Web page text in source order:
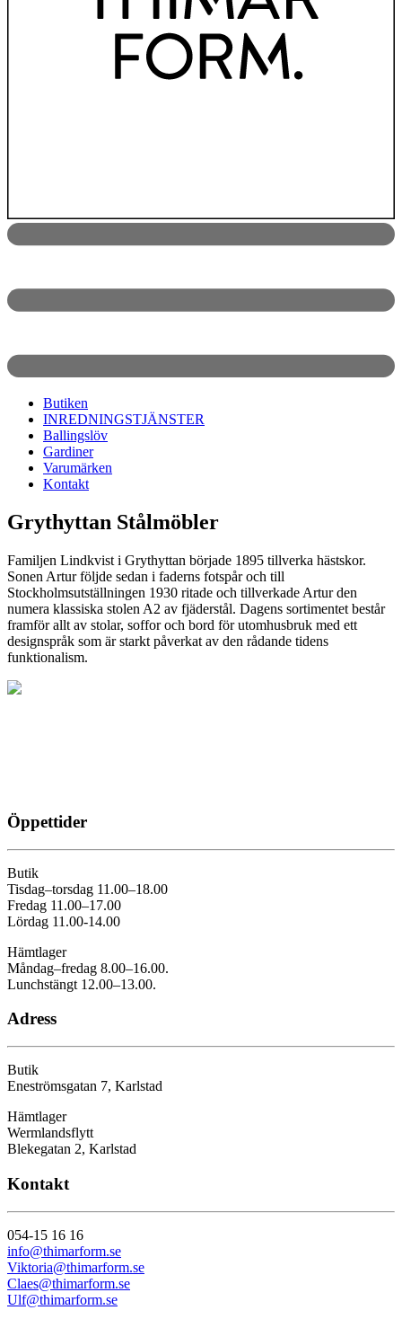
Butiken
INREDNINGSTJÄNSTER
Ballingslöv
Gardiner
Varumärken
Kontakt
Grythyttan Stålmöbler
Familjen Lindkvist i Grythyttan började 1895 tillverka hästskor.
Sonen Artur följde sedan i faderns fotspår och till
Stockholmsutställningen 1930 ritade och tillverkade Artur den
numera klassiska stolen A2 av fjäderstål. Dagens sortimentet består
framför allt av stolar, soffor och bord för utomhusbruk med ett
designspråk som är starkt påverkat av den rådande tidens
funktionalism.
Öppettider
Butik
Tisdag–torsdag 11.00–18.00
Fredag 11.00–17.00
Lördag 11.00-14.00
Hämtlager
Måndag–fredag 8.00–16.00.
Lunchstängt 12.00–13.00.
Adress
Butik
Eneströmsgatan 7, Karlstad
Hämtlager
Wermlandsflytt
Blekegatan 2, Karlstad
Kontakt
054-15 16 16
info@thimarform.se
Viktoria@thimarform.se
Claes@thimarform.se
Ulf@thimarform.se